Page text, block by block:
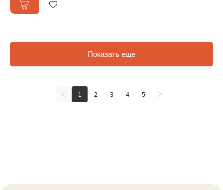
Показать еще
1 2 3 4 5